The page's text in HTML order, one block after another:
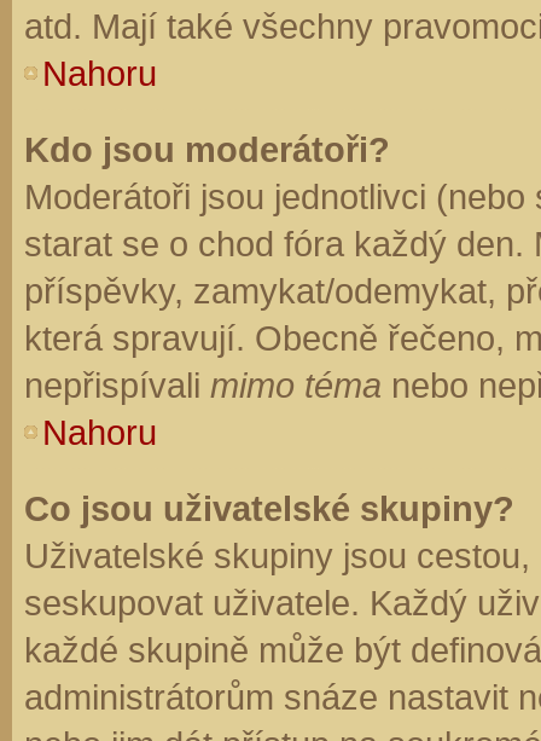
atd. Mají také všechny
Nahoru
Kdo jsou moderátoři?
Moderátoři jsou jednotlivci
starat se o chod fóra každý
příspěvky, zamykat/odemykat,
která spravují. Obecně řečeno,
nepřispívali mimo téma nebo
Nahoru
Co jsou uživatelské skupiny?
Uživatelské skupiny jsou
seskupovat uživatele. Každý
každé skupině může být
administrátorům snáze nastavit